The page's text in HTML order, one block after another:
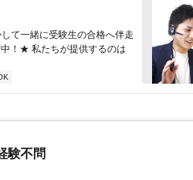
て一緒に受験生の合格へ伴走
！★ 私たちが提供するのは
験不問